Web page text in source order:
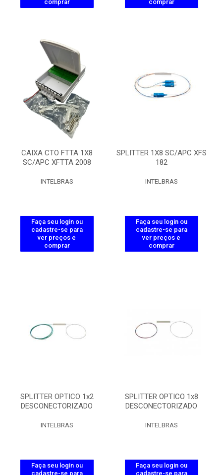
comprar
comprar
CAIXA CTO FTTA 1X8
SC/APC XFTTA 2008
INTELBRAS
Faça seu login ou
cadastre-se para
ver preços e
comprar
SPLITTER 1X8 SC/APC XFS
182
INTELBRAS
Faça seu login ou
cadastre-se para
ver preços e
comprar
SPLITTER OPTICO 1x2
DESCONECTORIZADO
INTELBRAS
Faça seu login ou
cadastre-se para
SPLITTER OPTICO 1x8
DESCONECTORIZADO
INTELBRAS
Faça seu login ou
cadastre-se para